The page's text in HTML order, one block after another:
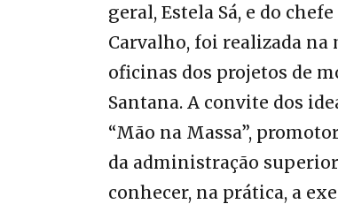
geral, Estela Sá, e do
Carvalho, foi realizada na
oficinas dos projetos de
Santana. A convite dos
“Mão na Massa”,
da administração
conhecer, na prática, a